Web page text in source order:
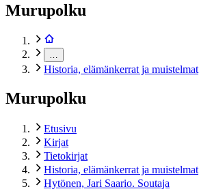
Murupolku
Historia, elämänkerrat ja muistelmat
Murupolku
Etusivu
Kirjat
Tietokirjat
Historia, elämänkerrat ja muistelmat
Hytönen, Jari Saario. Soutaja